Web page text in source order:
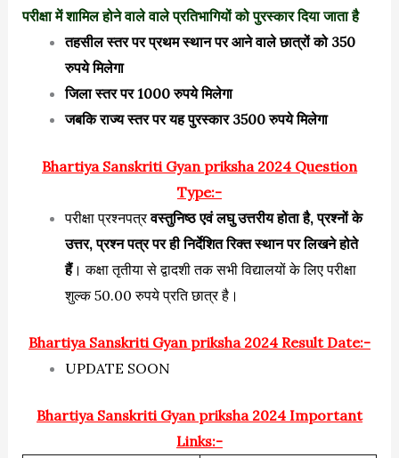
परीक्षा में शामिल होने वाले वाले प्रतिभागियों को पुरस्कार दिया जाता है
तहसील स्तर पर प्रथम स्थान पर आने वाले छात्रों को 350
रुपये मिलेगा
जिला स्तर पर 1000 रुपये मिलेगा
जबकि राज्य स्तर पर यह पुरस्कार 3500 रुपये मिलेगा
Bhartiya Sanskriti Gyan priksha 2024 Question
Type:-
परीक्षा प्रश्नपत्रवस्तुनिष्ठ एवं लघु उत्तरीय होता है, प्रश्नों के
उत्तर, प्रश्न पत्र पर ही निर्देशित रिक्त स्थान पर लिखने होते
हैं। कक्षा तृतीया से द्वादशी तक सभी विद्यालयों के लिए परीक्षा
शुल्क 50.00 रुपये प्रति छात्र है।
Bhartiya Sanskriti Gyan priksha 2024 Result Date:-
UPDATE SOON
Bhartiya Sanskriti Gyan priksha 2024 Important
Links:-